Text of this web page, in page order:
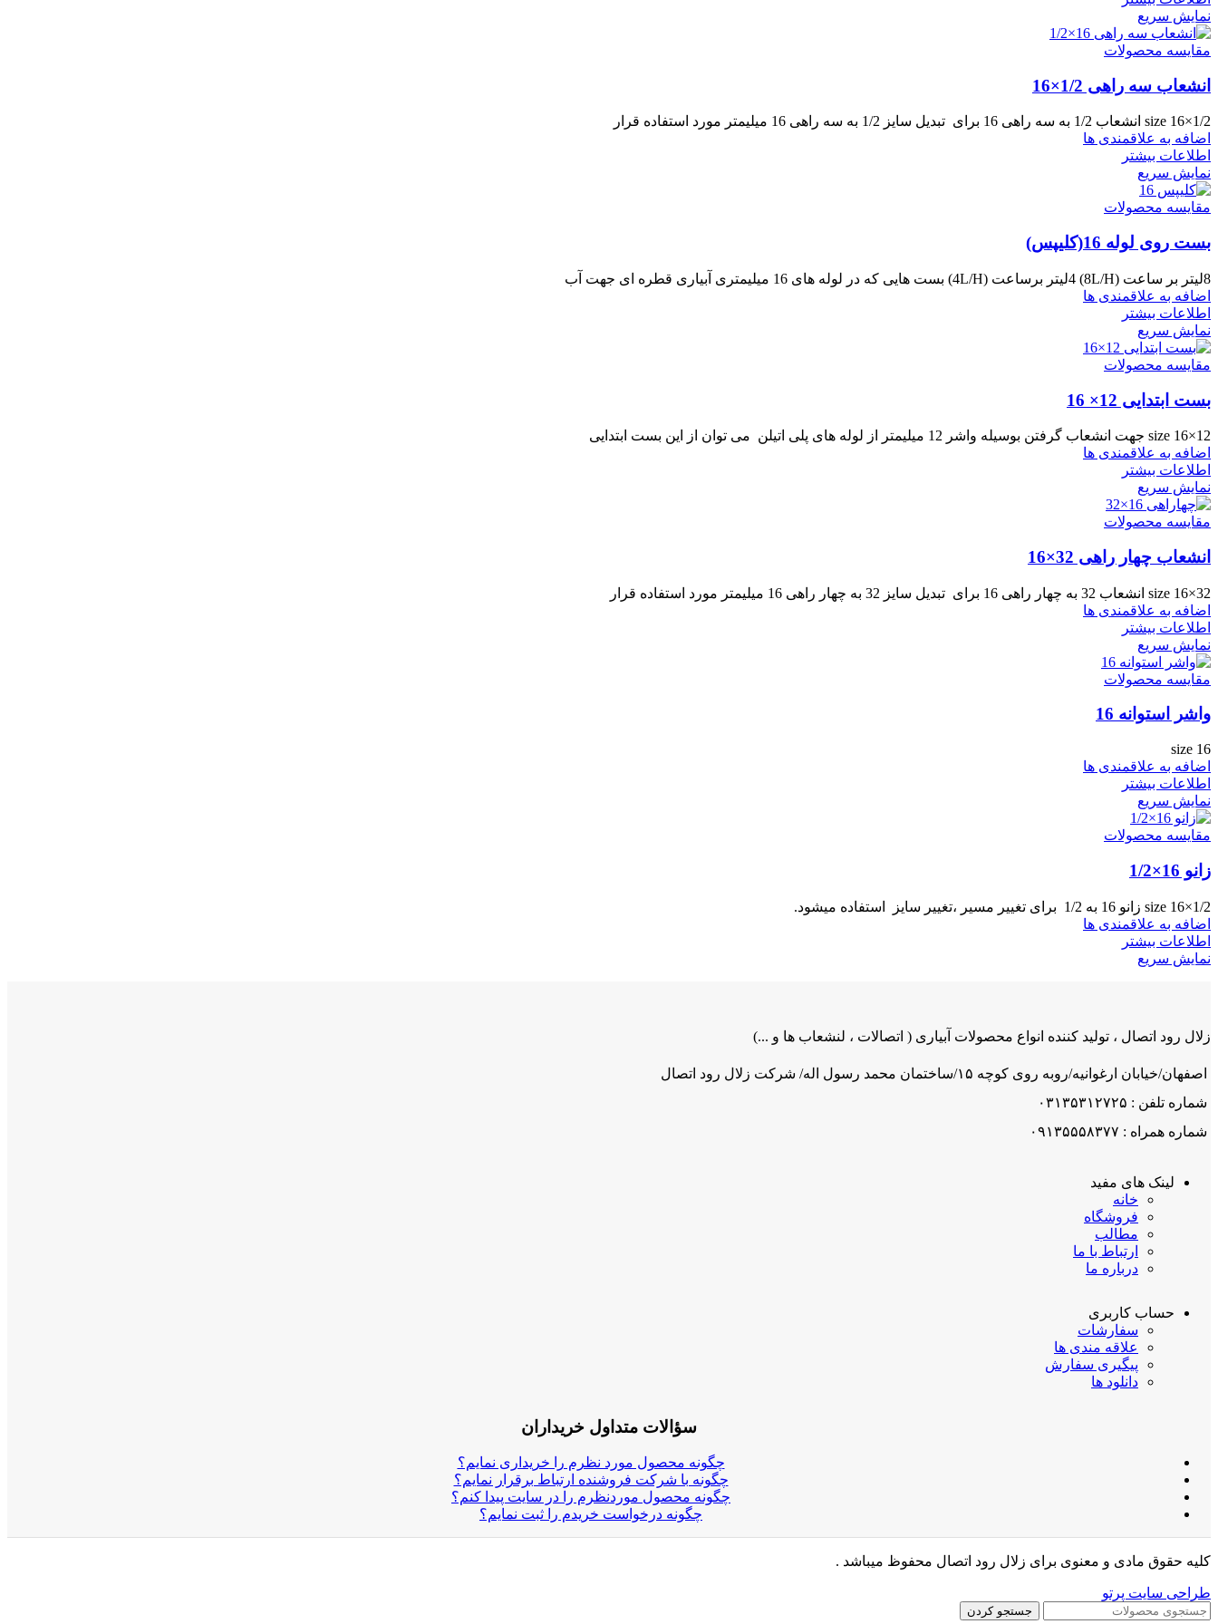
نمایش سریع
مقایسه محصولات
انشعاب سه راهی 1/2×16
size 16×1/2 انشعاب 1/2 به سه راهی 16 برای تبدیل سایز 1/2 به سه راهی 16 میلیمتر مورد استفاده قرار
اضافه به علاقمندی ها
اطلاعات بیشتر
نمایش سریع
مقایسه محصولات
بست روی لوله 16(کلیپس)
8لیتر بر ساعت (8L/H) 4لیتر برساعت (4L/H) بست هایی که در لوله های 16 میلیمتری آبیاری قطره ای جهت آب
اضافه به علاقمندی ها
اطلاعات بیشتر
نمایش سریع
مقایسه محصولات
بست ابتدایی 12× 16
size 16×12 جهت انشعاب گرفتن بوسیله واشر 12 میلیمتر از لوله های پلی اتیلن می توان از این بست ابتدایی
اضافه به علاقمندی ها
اطلاعات بیشتر
نمایش سریع
مقایسه محصولات
انشعاب چهار راهی 32×16
size 16×32 انشعاب 32 به چهار راهی 16 برای تبدیل سایز 32 به چهار راهی 16 میلیمتر مورد استفاده قرار
اضافه به علاقمندی ها
اطلاعات بیشتر
نمایش سریع
مقایسه محصولات
واشر استوانه 16
size 16
اضافه به علاقمندی ها
اطلاعات بیشتر
نمایش سریع
مقایسه محصولات
زانو 16×1/2
size 16×1/2 زانو 16 به 1/2 برای تغییر مسیر ،تغییر سایز استفاده میشود.
اضافه به علاقمندی ها
اطلاعات بیشتر
نمایش سریع
زلال رود اتصال ، تولید کننده انواع محصولات آبیاری ( اتصالات ، لنشعاب ها و ...)
اصفهان/خیابان ارغوانیه/روبه روی کوچه ۱۵/ساختمان محمد رسول اله/ شرکت زلال رود اتصال
شماره تلفن : ۰۳۱۳۵۳۱۲۷۲۵
شماره همراه : ۰۹۱۳۵۵۵۸۳۷۷
لینک های مفید
خانه
فروشگاه
مطالب
ارتباط با ما
درباره ما
حساب کاربری
سفارشات
علاقه مندی ها
پیگیری سفارش
دانلود ها
سؤالات متداول خریداران
چگونه محصول مورد نظرم را خریداری نمایم؟
چگونه با شرکت فروشنده ارتباط برقرار نمایم؟
چگونه محصول موردنظرم را در سایت پیدا کنم؟
چگونه درخواست خریدم را ثبت نمایم؟
کلیه حقوق مادی و معنوی برای زلال رود اتصال محفوظ میباشد .
طراحی سایت پرتو
جستجو کردن